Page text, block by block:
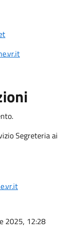
Segreteria ai
2025, 12:28